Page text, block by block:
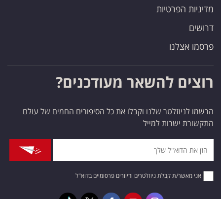
מדיניות הפרטיות
דרושים
פרסמו אצלנו
רוצים להשאר מעודכנים?
הרשמו לניוזלטר שלנו וקבלו את כל הסיפורים החמים של עולם
התקשורת ישרות למייל
אני מאשר/ת קבלת ניוזלטרים ודיוורים פרסומיים בדוא"ל